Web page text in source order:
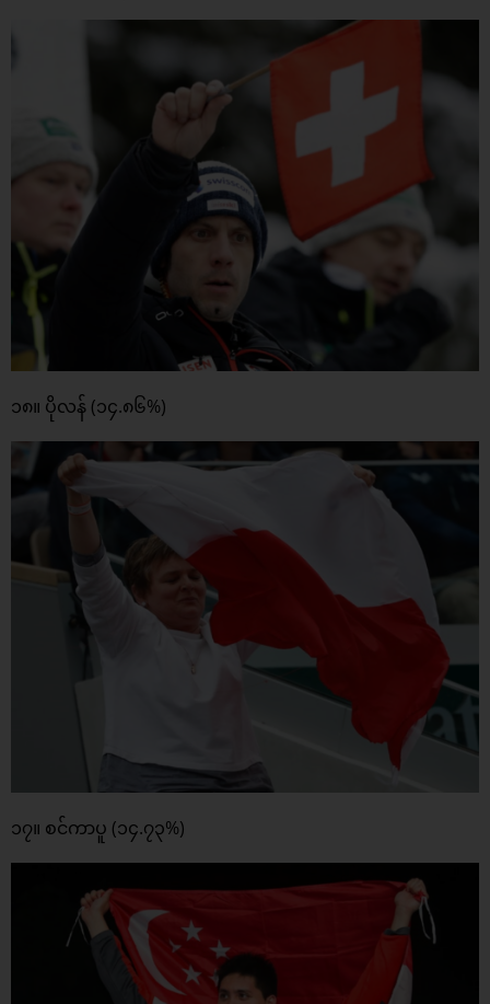
၁၈။ ပိုလန် (၁၄.၈၆%)
၁၇။ စင်ကာပူ (၁၄.၇၃%)